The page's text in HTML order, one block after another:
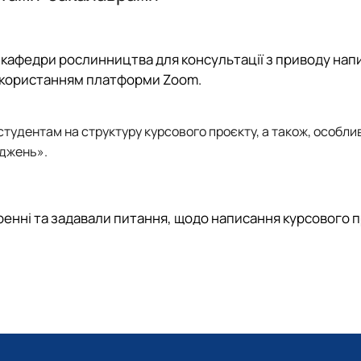
СКРИНИК Олеся
Підручники,
в рослинництві"
культури"рослинництва для консультації з приводу
платформи Zoom.
на структуру курсового проєкту, а також,
та задавали питання, щодо написання курсового